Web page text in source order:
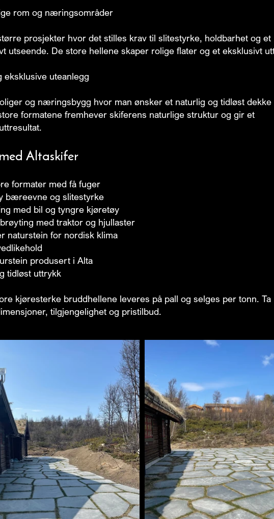
rom og næringsområder
prosjekter hvor det stilles krav til slitestyrke, holdbarhet og et
utseende. De store hellene skaper rolige flater og et eksklusivt
eksklusive uteanlegg
og næringsbygg hvor man ønsker et naturlig og tidløst dekke
formatene fremhever skiferens naturlige struktur og gir et
Altaskifer
formater med få fuger
bæreevne og slitestyrke
med bil og tyngre kjøretøy
med traktor og hjullaster
naturstein for nordisk klima
produsert i Alta
tidløst uttrykk
kjøresterke bruddhellene leveres på pall og selges per tonn. Ta
tilgjengelighet og pristilbud.